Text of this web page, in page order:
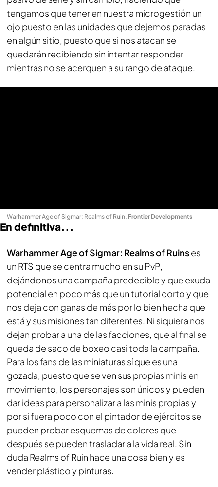
tengamos que tener en nuestra microgestión un
ojo puesto en las unidades que dejemos paradas
en algún sitio, puesto que si nos atacan se
quedarán recibiendo sin intentar responder
mientras no se acerquen a su rango de ataque.
Warhammer Age of Sigmar: Realms of Ruin. Frontier Developments
En definitiva...
Warhammer Age of Sigmar: Realms of Ruinses
un RTS que se centra mucho en su PvP,
dejándonos una campaña predecible y que exuda
potencial en poco más que un tutorial corto y que
nos deja con ganas de más por lo bien hecha que
está y sus misiones tan diferentes. Ni siquiera nos
dejan probar a una de las facciones, que al final se
queda de saco de boxeo casi toda la campaña.
Para los fans de las miniaturas sí que es una
gozada, puesto que se ven sus propias minis en
movimiento, los personajes son únicos y pueden
dar ideas para personalizar a las minis propias y
por si fuera poco con el pintador de ejércitos se
pueden probar esquemas de colores que
después se pueden trasladar a la vida real. Sin
duda Realms of Ruin hace una cosa bien y es
vender plástico y pinturas.